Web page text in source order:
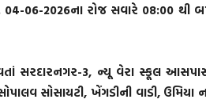
04-06-2026ના રોજ સવારે 08:00 થી
સરદારનગર-3, ન્યૂ વેરા સ્કૂલ
સોસાયટી, ખેંગડીની વાડી, ઉમિયા